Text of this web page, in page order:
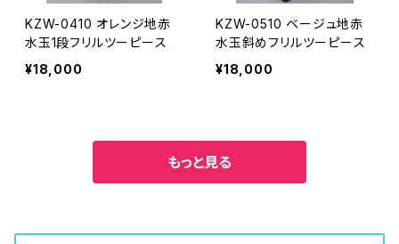
KZW-0410 オレンジ地赤
水玉1段フリルツーピース
¥18,000
KZW-0510 ベージュ地赤
水玉斜めフリルツーピース
¥18,000
もっと見る